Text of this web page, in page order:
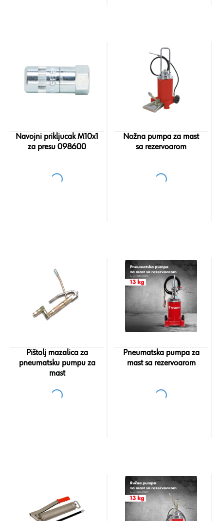
Navojni prikljucak M10x1
za presu 098600
Nožna pumpa za mast
sa rezervoarom
Pištolj mazalica za
pneumatsku pumpu za
mast
Pneumatska pumpa za
mast sa rezervoarom